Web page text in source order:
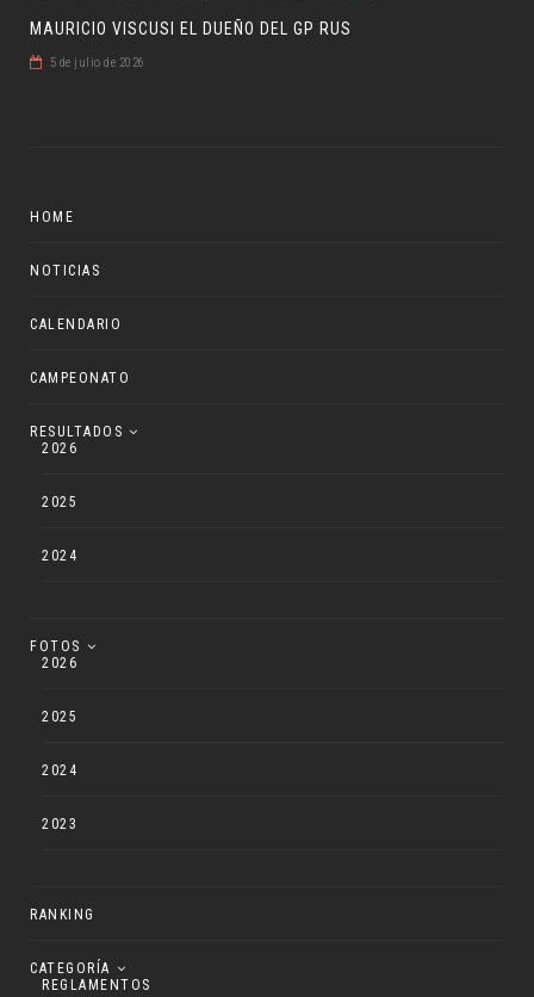
MAURICIO VISCUSI EL DUEÑO DEL GP RUS
5 de julio de 2026
HOME
NOTICIAS
CALENDARIO
CAMPEONATO
RESULTADOS
2026
2025
2024
FOTOS
2026
2025
2024
2023
RANKING
CATEGORÍA
REGLAMENTOS